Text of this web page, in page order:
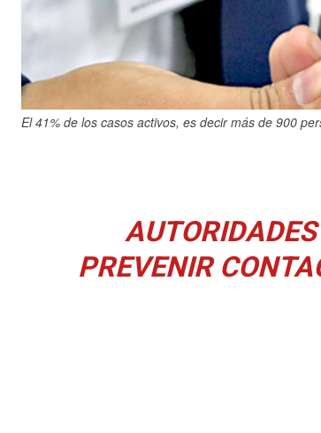
El 41% de los casos activos, es decir más de 900
PREVENIR